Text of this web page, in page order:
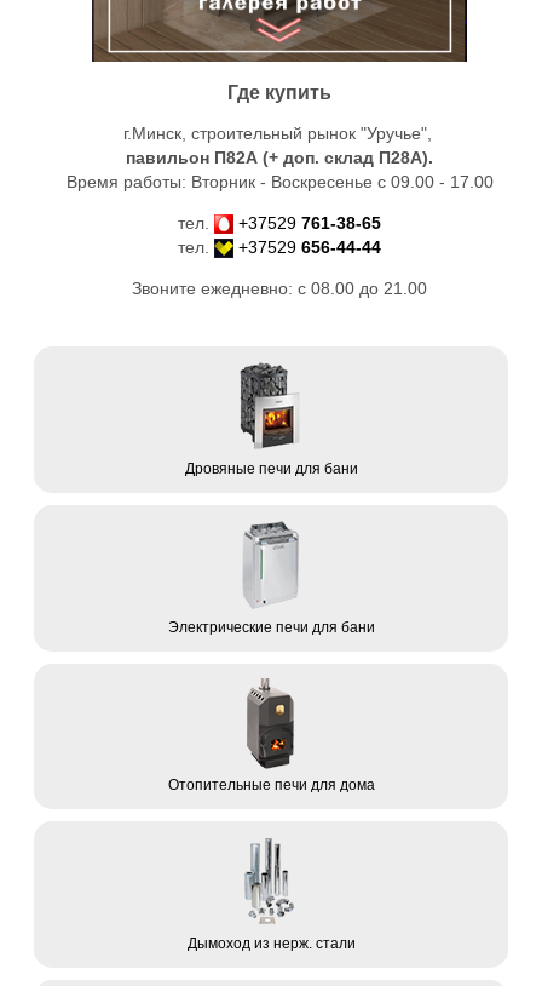
Дровяные печи для бани
Электрические печи для бани
Отопительные печи для дома
Дымоход из нерж. стали
Где купить
г.Минск, строительный рынок "Уручье",
павильон П82А (+ доп. склад П28А).
Время работы: Вторник - Воскресенье с 09.00 - 17.00
тел. +37529 761-38-65
тел.
+37529 656-44-44
Звоните ежедневно: с 08.00 до 21.00